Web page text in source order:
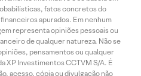
fatos concretos do
apurados. Em nenhum
representa opiniões pessoais ou
de qualquer natureza. Não se
pensamentos ou qualquer
XP Investimentos CCTVM S/A. É
acesso, cópia ou divulgação não